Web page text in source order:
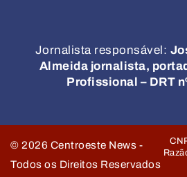
Jornalista responsável:
Almeida jornalista,
Profissional – DRT
© 2026 Centroeste News -
Todos os Direitos Reservados